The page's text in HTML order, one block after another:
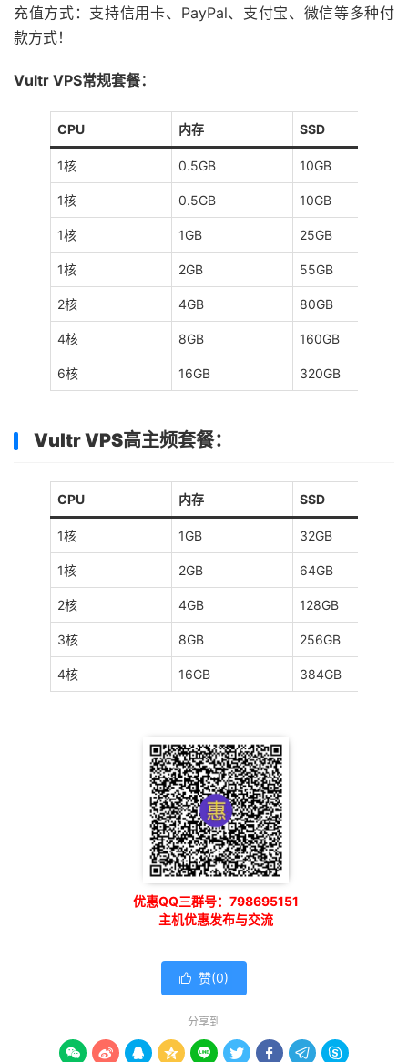
充值方式：支持信用卡、PayPal、支付宝、微信等多种付
款方式！
Vultr VPS常规套餐：
CPU 内存 SSD
1核 0.5GB 10GB
1核 0.5GB 10GB
1核 1GB 25GB
1核 2GB 55GB
2核 4GB 80GB
4核 8GB 160GB
6核 16GB 320GB
Vultr VPS高主频套餐：
CPU 内存 SSD
1核 1GB 32GB
1核 2GB 64GB
2核 4GB 128GB
3核 8GB 256GB
4核 16GB 384GB
优惠QQ三群号：798695151
主机优惠发布与交流
 赞(0)
分享到
        